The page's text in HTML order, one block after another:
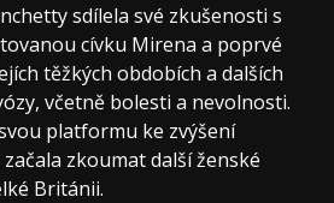
sdílela své zkušenosti s
cívku Mirena a poprvé
těžkých obdobích a dalších
včetně bolesti a nevolnosti.
platformu ke zvýšení
zkoumat další ženské
Británii.